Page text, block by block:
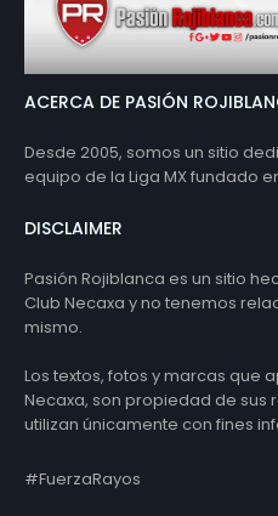
ACERCA DE PASIÓN
Desde 2005, somos un sitio
equipo de la Liga MX fundado
DISCLAIMER
Pasión Rojiblanca es un sitio
Club Necaxa y no tenemos
mismo.
Los textos, fotos y marcas que
Necaxa, son propiedad de sus
utilizan únicamente con fines
#FuerzaRayos